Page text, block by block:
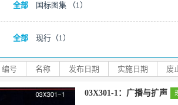
全部 国标图集 （1）
全部 现行 （1）
编号 名称 发布日期 实施日期 废
03X301-1：广播与扩声